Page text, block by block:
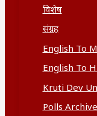
विशेष
संग्रह
English To
English To
Kruti Dev
Polls Archive